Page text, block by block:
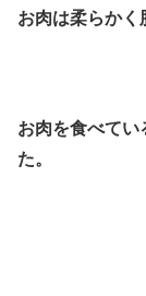
お肉は柔らかく
お肉を食べてい
た。